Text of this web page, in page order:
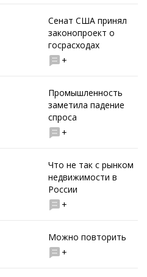
Сенат США принял
законопроект о
госрасходах
+
Промышленность
заметила падение
спроса
+
Что не так с рынком
недвижимости в
России
+
Можно повторить
+